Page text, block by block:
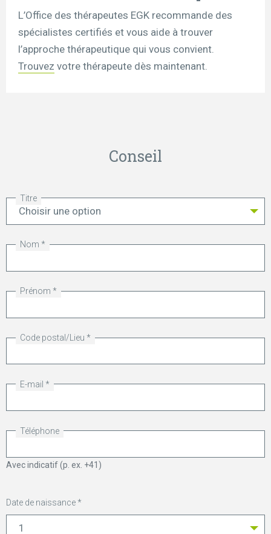
L’Office des thérapeutes EGK recommande des
spécialistes certifiés et vous aide à trouver
l’approche thérapeutique qui vous convient.
Trouvez votre thérapeute dès maintenant.
Conseil
Titre
Nom
Prénom
Code postal/Lieu
E-mail
Téléphone
Avec indicatif (p. ex. +41)
Date de naissance